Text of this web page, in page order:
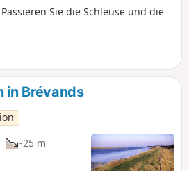
Sie die Schleuse und die
in Brévands
-25 m